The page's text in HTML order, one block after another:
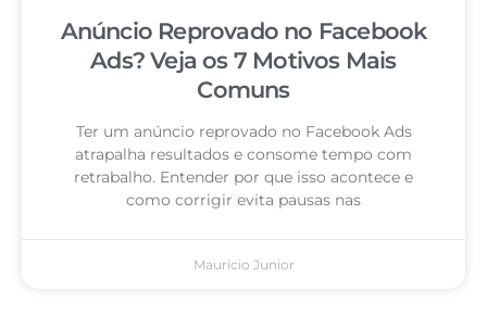
Anúncio Reprovado no Facebook
Ads? Veja os 7 Motivos Mais
Comuns
Ter um anúncio reprovado no Facebook Ads
atrapalha resultados e consome tempo com
retrabalho. Entender por que isso acontece e
como corrigir evita pausas nas
Mauricio Junior